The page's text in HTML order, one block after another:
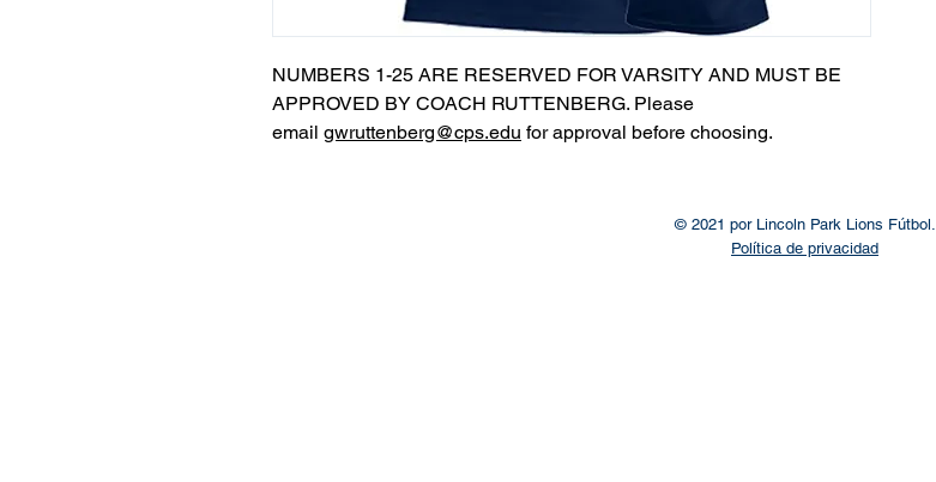
NUMBERS 1-25 ARE RESERVED FOR VARSITY AND MUST BE
APPROVED BY COACH RUTTENBERG. Please
email gwruttenberg@cps.edu for approval before choosing.​
© 2021 por Lincoln Park Lions Fútbol.
Política de privacidad